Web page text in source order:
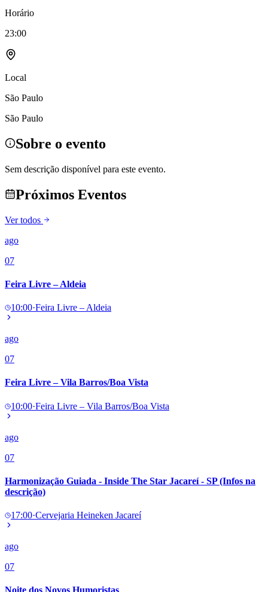
Horário
23:00
Local
São Paulo
São Paulo
Sobre o evento
Sem descrição disponível para este evento.
Próximos Eventos
Ver todos
ago
07
Feira Livre – Aldeia
10:00·Feira Livre – Aldeia
ago
07
Feira Livre – Vila Barros/Boa Vista
10:00·Feira Livre – Vila Barros/Boa Vista
ago
07
Harmonização Guiada - Inside The Star Jacareí - SP (Infos na
descrição)
17:00·Cervejaria Heineken Jacareí
ago
07